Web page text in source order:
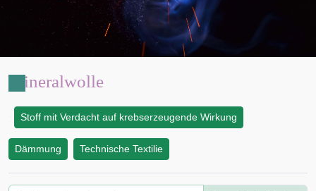
Mineralwolle
Stoff mit Verdacht auf krebserzeugende Wirkung
Dämmung Technische Textilie